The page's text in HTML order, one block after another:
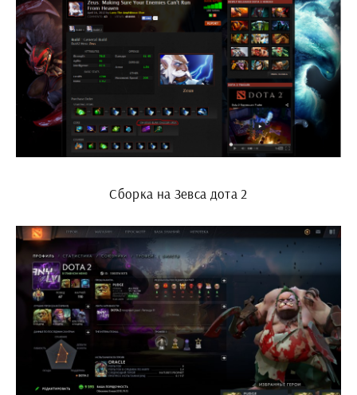
Сборка на Зевса дота 2